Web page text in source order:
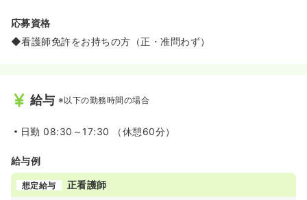
になります。また、日曜日も固定でお休みのため、週末ご
家族とのお時間を確保いただくことも可能です！
◆お子様の熱発時などの急なお休み希望にも、近隣の事業
立が実現できるよう励んでいます！
《研修が充実★》
は、スタッフ全員がお客様に心からご満足いただけるサー
ビスを提供できるよう、充実した研修制度を用意していま
す。入社後は介護サービスに関する専門的な知識や技術だ
けでなく、お客様に信頼していただくための接遇・マナー
応募資格
◆看護師免許をお持ちの方（正・准問わず）
給与 ※以下の勤務時間の場合
日勤 08:30～17:30 （休憩60分）
給与例
想定給与 正看護師